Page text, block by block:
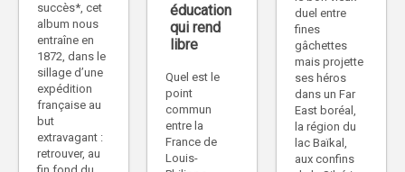
duel entre
fines
gâchettes
mais projette
ses héros
dans un Far
East boréal,
la région du
lac Baïkal,
aux confins
succès*, cet
album nous
entraîne en
1872, dans le
sillage d’une
expédition
française au
but
extravagant :
retrouver, au
éducation
qui rend
libre
Quel est le
point
commun
entre la
France de
Louis-